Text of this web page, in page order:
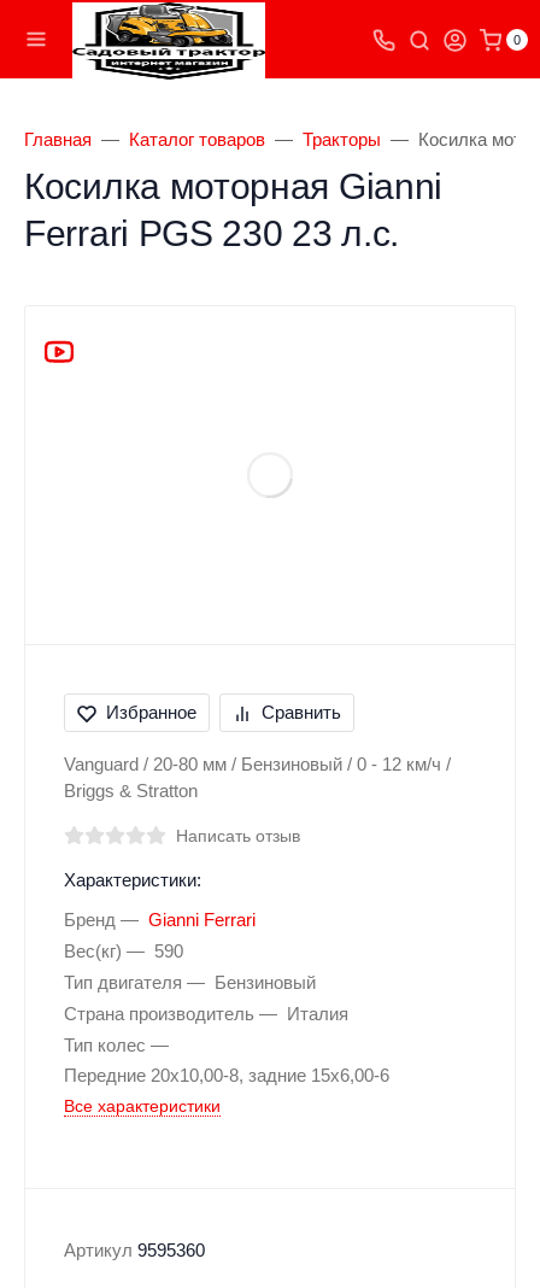
0
Главная Каталог товаров Тракторы Косилка
Косилка моторная Gianni
Ferrari PGS 230 23 л.с.
Избранное Сравнить
Vanguard / 20-80 мм / Бензиновый / 0 - 12 км/ч /
Briggs & Stratton
Написать отзыв
Характеристики:
Бренд
Gianni Ferrari
Вес(кг)
590
Тип двигателя
Бензиновый
Страна производитель
Италия
Тип колес
Передние 20х10,00-8, задние 15х6,00-6
Все характеристики
Артикул 9595360